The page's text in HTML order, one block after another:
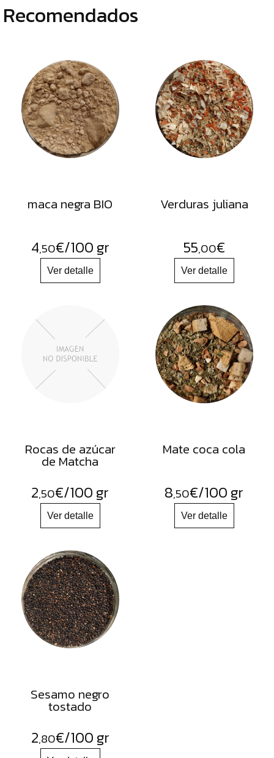
Recomendados
maca negra BIO
4,50€/100 gr
Verduras juliana
55,00€
Rocas de azúcar
de Matcha
2,50€/100 gr
Mate coca cola
8,50€/100 gr
Sesamo negro
tostado
2,80€/100 gr